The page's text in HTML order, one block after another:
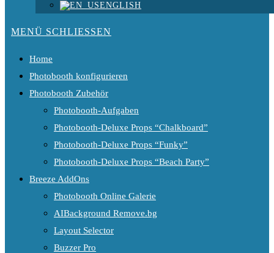
ENGLISH
MENÜ SCHLIESSEN
Home
Photobooth konfigurieren
Photobooth Zubehör
Photobooth-Aufgaben
Photobooth-Deluxe Props “Chalkboard”
Photobooth-Deluxe Props “Funky”
Photobooth-Deluxe Props “Beach Party”
Breeze AddOns
Photobooth Online Galerie
AIBackground Remove.bg
Layout Selector
Buzzer Pro